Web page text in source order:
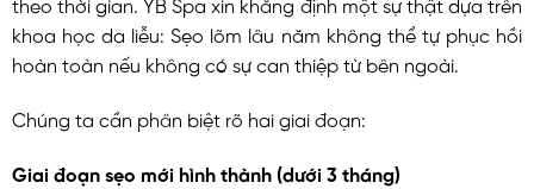
theo thời gian. YB Spa xin khẳng định một sự thật dựa trên
khoa học da liễu: Sẹo lõm lâu năm không thể tự phục hồi
hoàn toàn nếu không có sự can thiệp từ bên ngoài.
Chúng ta cần phân biệt rõ hai giai đoạn:
Giai đoạn sẹo mới hình thành (dưới 3 tháng)